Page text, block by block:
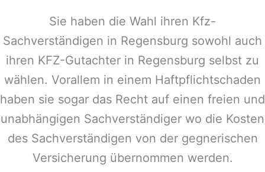
Sie haben die Wahl ihren Kfz-
Sachverständigen in Regensburg sowohl auch
ihren KFZ-Gutachter in Regensburg selbst zu
wählen. Vorallem in einem Haftpflichtschaden
haben sie sogar das Recht auf einen freien und
unabhängigen Sachverständiger wo die Kosten
des Sachverständigen von der gegnerischen
Versicherung übernommen werden.